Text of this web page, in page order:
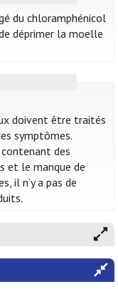
du chloramphénicol
déprimer la moelle
doivent être traités
symptômes.
des
et le manque de
il n’y a pas de